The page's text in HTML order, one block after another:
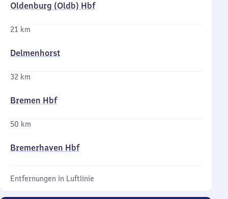
Oldenburg (Oldb) Hbf
21 km
Delmenhorst
32 km
Bremen Hbf
50 km
Bremerhaven Hbf
Entfernungen in Luftlinie